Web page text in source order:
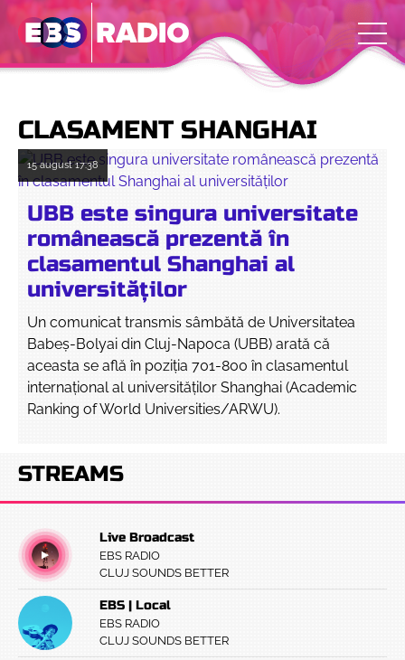
CLASAMENT SHANGHAI
15 august17:38
UBB este singura universitate
românească prezentă în
clasamentul Shanghai al
universităților
Un comunicat transmis sâmbătă de Universitatea
Babeș-Bolyai din Cluj-Napoca (UBB) arată că
aceasta se află în poziția 701-800 în clasamentul
internațional al universităților Shanghai (Academic
Ranking of World Universities/ARWU).
STREAMS
Live Broadcast
EBS RADIO
CLUJ SOUNDS BETTER
EBS | Local
EBS RADIO
CLUJ SOUNDS BETTER